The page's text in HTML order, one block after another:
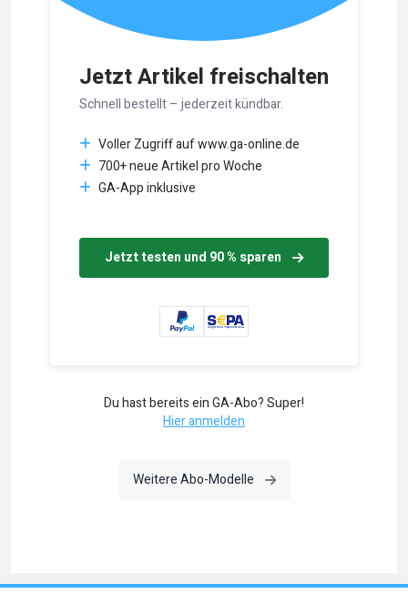
Jetzt Artikel freischalten
Schnell bestellt – jederzeit kündbar.
Voller Zugriff auf www.ga-online.de
700+ neue Artikel pro Woche
GA-App inklusive
Jetzt testen und 90 % sparen
Du hast bereits ein GA-Abo? Super!
Hier anmelden
Weitere Abo-Modelle